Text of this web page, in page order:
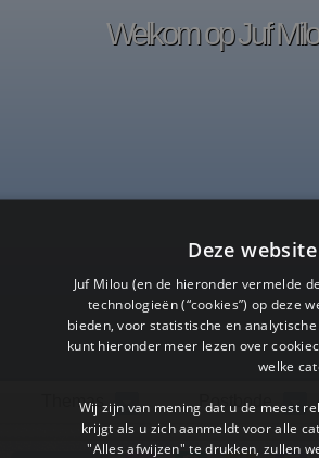
Welkom op Juf
Themas Postbode
Deze
Juf Milou (en de hieronder vermelde
technologieën (“cookies”) op deze
bieden, voor statistische en
kunt hieronder meer lezen over
welke
Wij zijn van mening dat u de meest
krijgt als u zich aanmeldt voor alle
"Alles afwijzen" te drukken, zullen